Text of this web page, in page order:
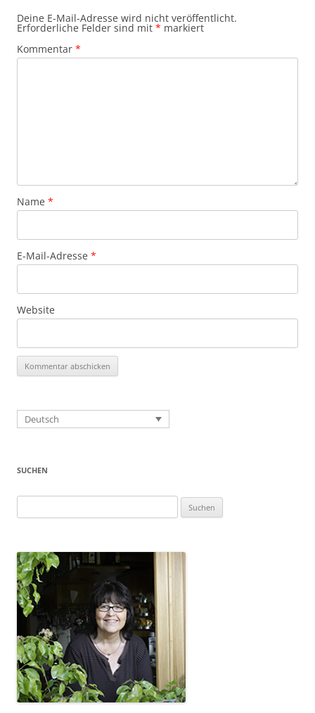
Deine E-Mail-Adresse wird nicht veröffentlicht.
Erforderliche Felder sind mit * markiert
Kommentar *
Name *
E-Mail-Adresse *
Website
Deutsch
SUCHEN
nach: